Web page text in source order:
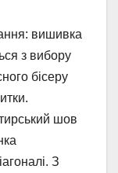
вишивка
з вибору
бісеру
шов
З